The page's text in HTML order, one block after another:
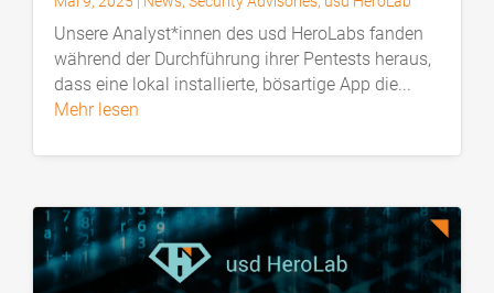
Unsere Analyst*innen des usd HeroLabs fanden
während der Durchführung ihrer Pentests heraus,
dass eine lokal installierte, bösartige App die...
mehr lesen